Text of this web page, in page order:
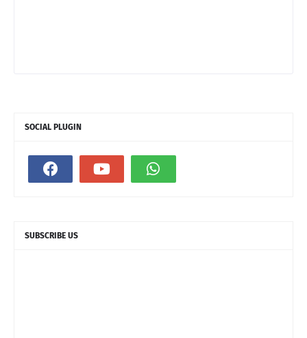
SOCIAL PLUGIN
SUBSCRIBE US